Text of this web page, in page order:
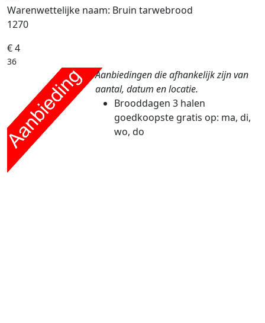
Warenwettelijke naam: Bruin tarwebrood
1270
€ 4
36
Aanbiedingen die afhankelijk zijn van
aantal, datum en locatie.
Brooddagen 3 halen
goedkoopste gratis op: ma, di,
wo, do